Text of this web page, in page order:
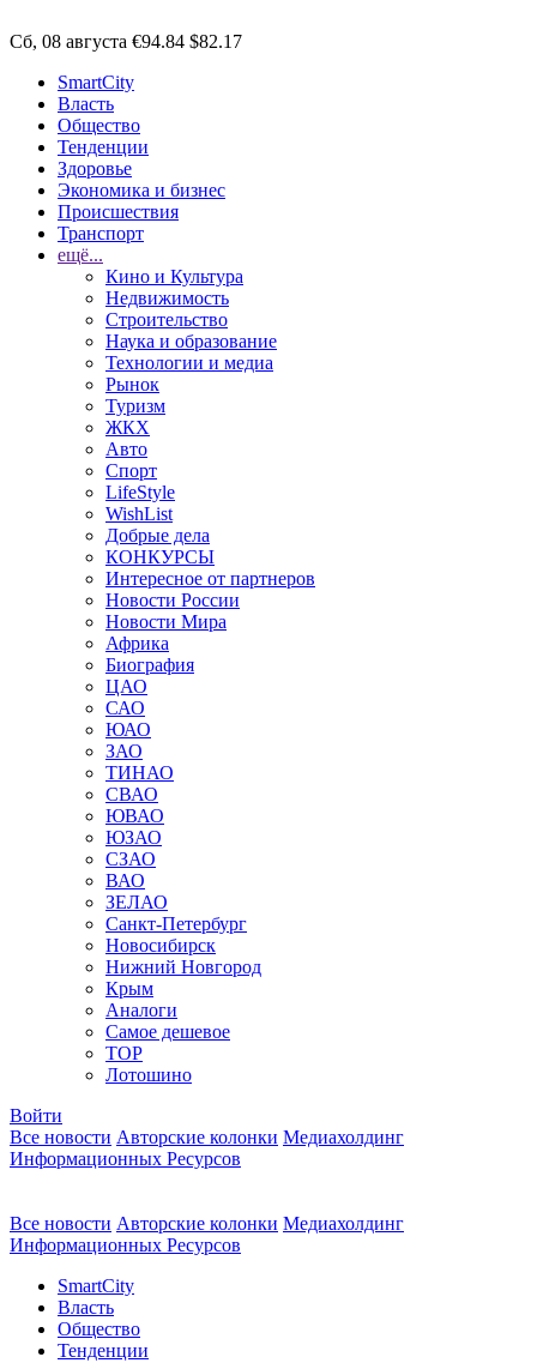
Сб, 08 августа €94.84 $82.17
SmartCity
Власть
Общество
Тенденции
Здоровье
Экономика и бизнес
Происшествия
Транспорт
ещё...
Кино и Культура
Недвижимость
Строительство
Наука и образование
Технологии и медиа
Рынок
Туризм
ЖКХ
Авто
Спорт
LifeStyle
WishList
Добрые дела
КОНКУРСЫ
Интересное от партнеров
Новости России
Новости Мира
Африка
Биография
ЦАО
САО
ЮАО
ЗАО
ТИНАО
СВАО
ЮВАО
ЮЗАО
СЗАО
ВАО
ЗЕЛАО
Санкт-Петербург
Новосибирск
Нижний Новгород
Крым
Аналоги
Самое дешевое
TOP
Лотошино
Войти
Все новости Авторские колонки Медиахолдинг
Информационных Ресурсов
Все новости Авторские колонки Медиахолдинг
Информационных Ресурсов
SmartCity
Власть
Общество
Тенденции